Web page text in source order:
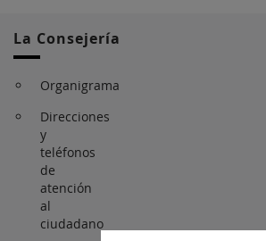
La Consejería
Organigrama
Direcciones
y
teléfonos
de
atención
al
ciudadano